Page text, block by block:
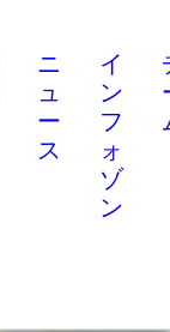
ニ
ュ
ー
ス
イ
ン
フ
ォ
ゾ
ン